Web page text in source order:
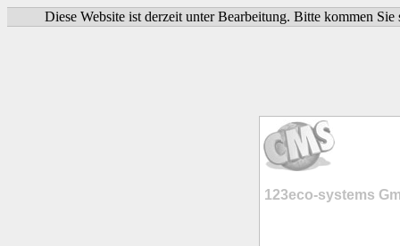
Diese Website ist derzeit unter Bearbeitung. Bitte kommen
123eco-systems